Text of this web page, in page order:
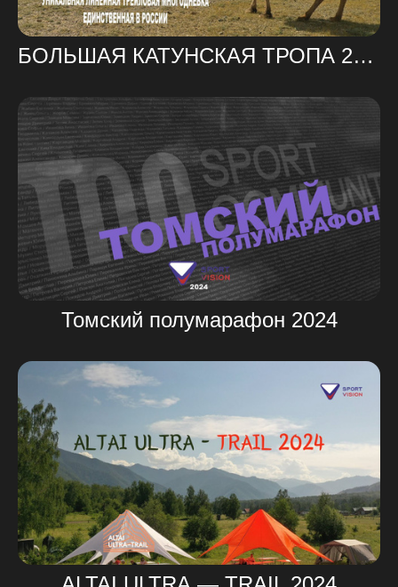
БОЛЬШАЯ КАТУНСКАЯ ТРОПА 2024
Томский полумарафон 2024